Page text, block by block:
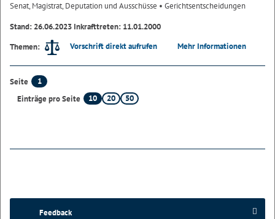
Senat, Magistrat, Deputation und Ausschüsse • Gerichtsentscheidungen
Stand: 26.06.2023 Inkrafttreten: 11.01.2000
Themen:
Vorschrift direkt aufrufen Mehr Informationen
Seite
1
Einträge pro Seite
10 20 50
Feedback